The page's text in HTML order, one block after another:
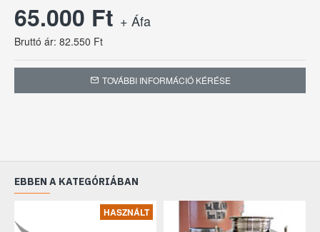
65.000 Ft + Áfa
Bruttó ár: 82.550 Ft
TOVÁBBI INFORMÁCIÓ KÉRÉSE
EBBEN A KATEGÓRIÁBAN
HASZNÁLT